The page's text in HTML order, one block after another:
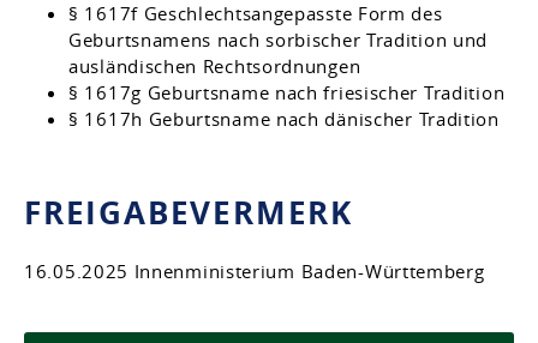
§ 1617f Geschlechtsangepasste Form des
Geburtsnamens nach sorbischer Tradition und
ausländischen Rechtsordnungen
§ 1617g Geburtsname nach friesischer Tradition
§ 1617h Geburtsname nach dänischer Tradition
FREIGABEVERMERK
16.05.2025 Innenministerium Baden-Württemberg